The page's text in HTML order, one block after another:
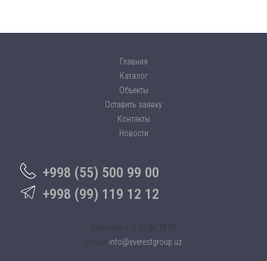
Главная
Каталог
Объекты
Оставить заявку
Контакты
Новости
+998 (55) 500 99 00
+998 (99) 119 12 12
Работаем: c 9:00 до 18:00
E-mail: info@everestgroup.uz